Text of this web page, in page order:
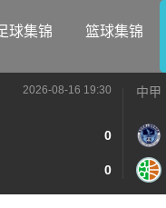
球集锦 篮球集锦
2026-08-16 19:30
0
0
中甲